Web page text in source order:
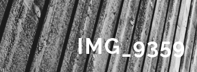
IMG_9359